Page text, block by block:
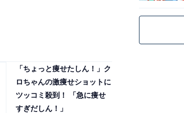
「ちょっと痩せたしん！」ク
ロちゃんの激痩せショットに
ツッコミ殺到！ 「急に痩せ
すぎだしん！」